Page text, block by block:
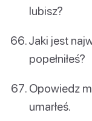
lubisz?
Jaki jest
popełniłeś?
Opowiedz
umarłeś.